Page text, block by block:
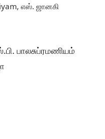
எஸ். ஜானகி
பாலசுப்ரமணியம்